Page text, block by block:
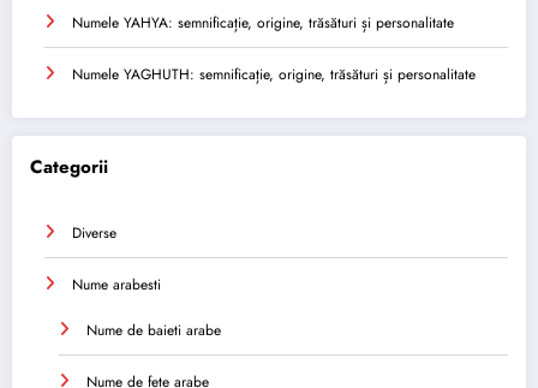
Numele YAHYA: semnificație, origine, trăsături și personalitate
Numele YAGHUTH: semnificație, origine, trăsături și personalitate
Categorii
Diverse
Nume arabesti
Nume de baieti arabe
Nume de fete arabe